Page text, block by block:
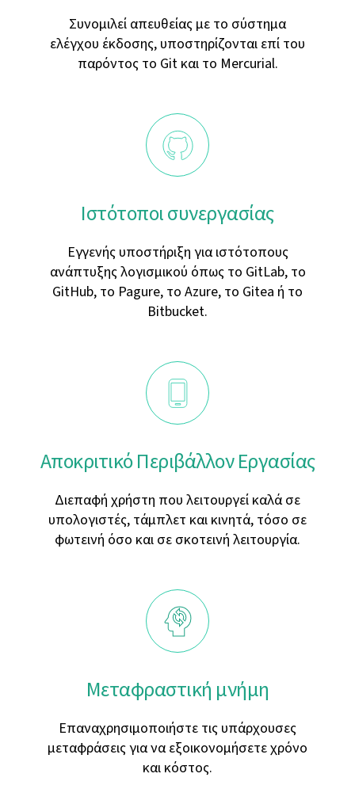
Συνομιλεί απευθείας με το σύστημα
ελέγχου έκδοσης, υποστηρίζονται επί του
παρόντος το Git και το Mercurial.
Ιστότοποι συνεργασίας
Εγγενής υποστήριξη για ιστότοπους
ανάπτυξης λογισμικού όπως το GitLab, το
GitHub, το Pagure, το Azure, το Gitea ή το
Bitbucket.
Αποκριτικό Περιβάλλον Εργασίας
Διεπαφή χρήστη που λειτουργεί καλά σε
υπολογιστές, τάμπλετ και κινητά, τόσο σε
φωτεινή όσο και σε σκοτεινή λειτουργία.
Μεταφραστική μνήμη
Επαναχρησιμοποιήστε τις υπάρχουσες
μεταφράσεις για να εξοικονομήσετε χρόνο
και κόστος.